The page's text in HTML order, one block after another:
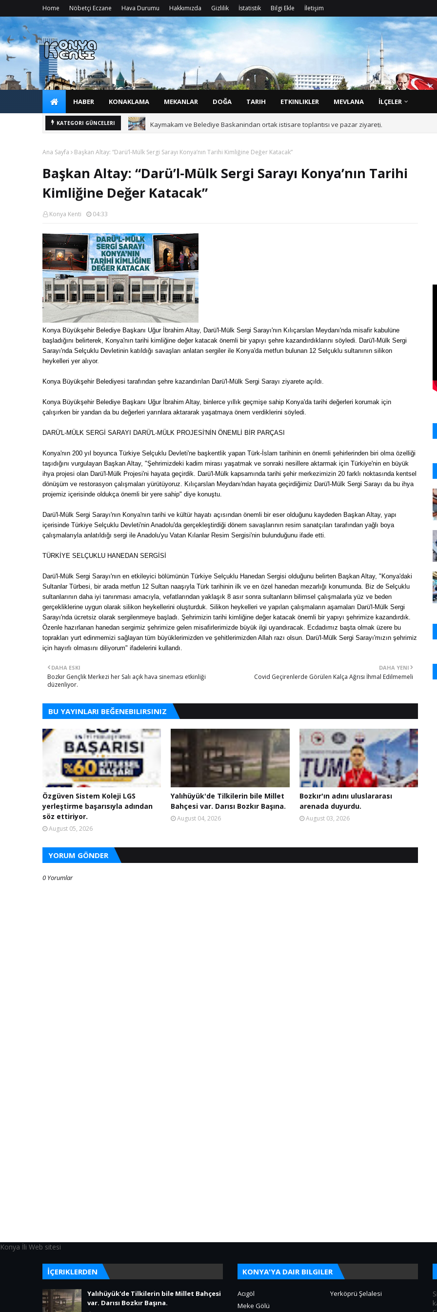
Home Nöbetçi Eczane Hava Durumu Hakkımızda Gizlilik İstatistik Bilgi Ekle İletişim
Do
HABER KONAKLAMA MEKANLAR DOĞA TARIH ETKINLIKLER MEVLANA İLÇELER
KATEGORI GÜNCELERI Kaymakam ve Belediye Baskanindan ortak istisare toplantısı ve pazar ziyareti.
Ana Sayfa Başkan Altay: “Darü’l-Mülk Sergi Sarayı Konya’nın Tarihi Kimliğine Değer Katacak”
Başkan Altay: “Darü’l-Mülk Sergi Sarayı Konya’nın Tarihi
Kimliğine Değer Katacak”
Konya Kenti 04:33
Konya Büyükşehir Belediye Başkanı Uğur İbrahim Altay, Darü'l-Mülk Sergi Sarayı'nın Kılıçarslan Meydanı'nda misafir kabulüne
başladığını belirterek, Konya'nın tarihi kimliğine değer katacak önemli bir yapıyı şehre kazandırdıklarını söyledi. Darü'l-Mülk Sergi
Sarayı'nda Selçuklu Devletinin katıldığı savaşları anlatan sergiler ile Konya'da metfun bulunan 12 Selçuklu sultanının silikon
heykelleri yer alıyor.
Konya Büyükşehir Belediyesi tarafından şehre kazandırılan Darü'l-Mülk Sergi Sarayı ziyarete açıldı.
Konya Büyükşehir Belediye Başkanı Uğur İbrahim Altay, binlerce yıllık geçmişe sahip Konya'da tarihi değerleri korumak için
çalışırken bir yandan da bu değerleri yarınlara aktararak yaşatmaya önem verdiklerini söyledi.
DARÜ'L-MÜLK SERGİ SARAYI DARÜ'L-MÜLK PROJESİ'NİN ÖNEMLİ BİR PARÇASI
Konya'nın 200 yıl boyunca Türkiye Selçuklu Devleti'ne başkentlik yapan Türk-İslam tarihinin en önemli şehirlerinden biri olma özelliği
taşıdığını vurgulayan Başkan Altay, "Şehrimizdeki kadim mirası yaşatmak ve sonraki nesillere aktarmak için Türkiye'nin en büyük
ihya projesi olan Darü'l-Mülk Projesi'ni hayata geçirdik. Darü'l-Mülk kapsamında tarihi şehir merkezimizin 20 farklı noktasında kentsel
dönüşüm ve restorasyon çalışmaları yürütüyoruz. Kılıçarslan Meydanı'ndan hayata geçirdiğimiz Darü'l-Mülk Sergi Sarayı da bu ihya
projemiz içerisinde oldukça önemli bir yere sahip" diye konuştu.
Darü'l-Mülk Sergi Sarayı'nın Konya'nın tarihi ve kültür hayatı açısından önemli bir eser olduğunu kaydeden Başkan Altay, yapı
içerisinde Türkiye Selçuklu Devleti'nin Anadolu'da gerçekleştirdiği dönem savaşlarının resim sanatçıları tarafından yağlı boya
çalışmalarıyla anlatıldığı sergi ile Anadolu'yu Vatan Kılanlar Resim Sergisi'nin bulunduğunu ifade etti.
TÜRKİYE SELÇUKLU HANEDAN SERGİSİ
Darü'l-Mülk Sergi Sarayı'nın en etkileyici bölümünün Türkiye Selçuklu Hanedan Sergisi olduğunu belirten Başkan Altay, "Konya'daki
Sultanlar Türbesi, bir arada metfun 12 Sultan naaşıyla Türk tarihinin ilk ve en özel hanedan mezarlığı konumunda. Biz de Selçuklu
sultanlarının daha iyi tanınması amacıyla, vefatlarından yaklaşık 8 asır sonra sultanların bilimsel çalışmalarla yüz ve beden
gerçekliklerine uygun olarak silikon heykellerini oluşturduk. Silikon heykelleri ve yapılan çalışmaların aşamaları Darü'l-Mülk Sergi
Sarayı'nda ücretsiz olarak sergilenmeye başladı. Şehrimizin tarihi kimliğine değer katacak önemli bir yapıyı şehrimize kazandırdık.
Özenle hazırlanan hanedan sergimiz şehrimize gelen misafirlerimizde büyük ilgi uyandıracak. Ecdadımız başta olmak üzere bu
toprakları yurt edinmemizi sağlayan tüm büyüklerimizden ve şehitlerimizden Allah razı olsun. Darü'l-Mülk Sergi Sarayı'mızın şehrimiz
için hayırlı olmasını diliyorum" ifadelerini kullandı.
DAHA YENI
Covid Geçirenlerde Görülen Kalça Ağrısı İhmal Edilmemeli
DAHA ESKI
Bozkır Gençlik Merkezi her Salı açık hava sineması etkinliği
düzenliyor.
BU YAYINLARI BEĞENEBILIRSINIZ
Özgüven Sistem Koleji LGS
yerleştirme başarısıyla adından
söz ettiriyor.
August 05, 2026
Yalıhüyük'de Tilkilerin bile Millet
Bahçesi var. Darısı Bozkır Başına.
August 04, 2026
Bozkır'ın adını uluslararası
arenada duyurdu.
August 03, 2026
YORUM GÖNDER
0 Yorumlar
Konya İli Web sitesi
İÇERIKLERDEN
Yalıhüyük'de Tilkilerin bile Millet Bahçesi
var. Darısı Bozkır Başına.
KONYA'YA DAIR BILGILER
Acıgöl
Yerköprü Şelalesi
Meke Gölü